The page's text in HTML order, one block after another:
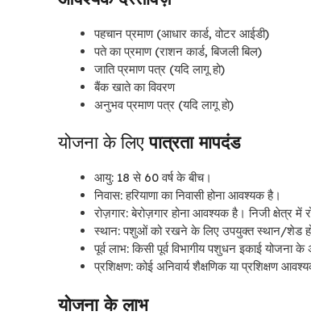
पहचान प्रमाण (आधार कार्ड, वोटर आईडी)
पते का प्रमाण (राशन कार्ड, बिजली बिल)
जाति प्रमाण पत्र (यदि लागू हो)
बैंक खाते का विवरण
अनुभव प्रमाण पत्र (यदि लागू हो)
योजना के लिएपात्रता मापदंड
आयु: 18 से 60 वर्ष के बीच।
निवास: हरियाणा का निवासी होना आवश्यक है।
रोज़गार: बेरोज़गार होना आवश्यक है। निजी क्षेत्र में
स्थान: पशुओं को रखने के लिए उपयुक्त स्थान/शेड
पूर्व लाभ: किसी पूर्व विभागीय पशुधन इकाई योजना के
प्रशिक्षण: कोई अनिवार्य शैक्षणिक या प्रशिक्षण
योजना के लाभ